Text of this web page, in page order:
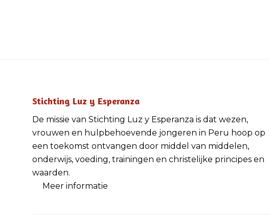
Stichting Luz y Esperanza
De missie van Stichting Luz y Esperanza is dat wezen,
vrouwen en hulpbehoevende jongeren in Peru hoop op
een toekomst ontvangen door middel van middelen,
onderwijs, voeding, trainingen en christelijke principes en
waarden.
Meer informatie